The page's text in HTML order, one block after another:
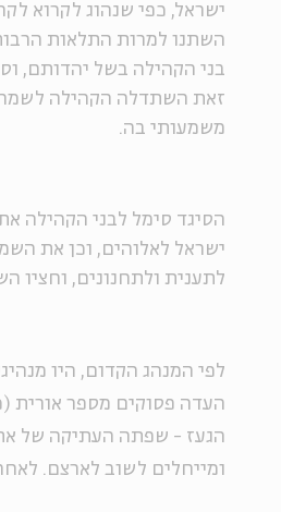
השתנו למרות התלאות
בני הקהילה בשל יהדותם,
זאת השתדלה הקהילה לשמר
משמעותי בה.
הסיגד סימל לבני הקהילה
ישראל לאלוהים, וכן את
לתענית ולתחנונים, וחציו
לפי המנהג הקדום, היו
העדה פסוקים מספר אורית
הגעז - שפתה העתיקה של
ומייחלים לשוב לארצם.